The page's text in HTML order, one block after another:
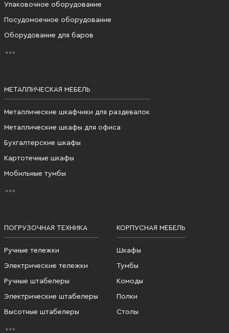
Упаковочное оборудование
Посудомоечное оборудование
Оборудование для баров
МЕТАЛЛИЧЕСКАЯ МЕБЕЛЬ
Металлические шкафчики для раздевалок
Металлические шкафы для офиса
Бухгалтерские шкафы
Картотечные шкафы
Мобильные тумбы
ПОГРУЗОЧНАЯ ТЕХНИКА
Ручные тележки
Электрические тележки
Ручные штабелеры
Электрические штабелеры
Высотные штабелеры
КОРПУСНАЯ МЕБЕЛЬ
Шкафы
Тумбы
Комоды
Полки
Столы